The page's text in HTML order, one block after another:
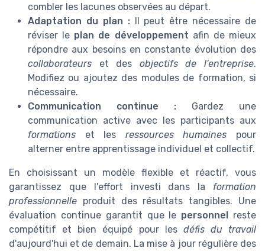
combler les lacunes observées au départ.
Adaptation du plan :Il peut être nécessaire de
réviser le plan de développement afin de mieux
répondre aux besoins en constante évolution des
collaborateurs et des objectifs de l'entreprise.
Modifiez ou ajoutez des modules de formation, si
nécessaire.
Communication continue : Gardez une
communication active avec les participants aux
formations et les ressources humaines pour
alterner entre apprentissage individuel et collectif.
En choisissant un modèle flexible et réactif, vous
garantissez que l'effort investi dans la formation
professionnelle produit des résultats tangibles. Une
évaluation continue garantit que le personnel reste
compétitif et bien équipé pour les défis du travail
d'aujourd'hui et de demain. La mise à jour régulière des